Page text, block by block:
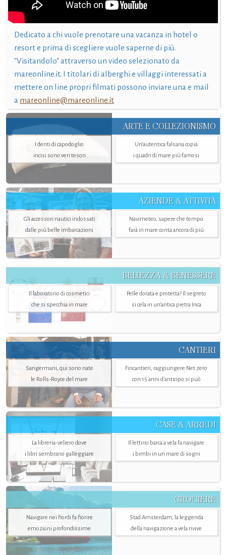
Dedicato a chi vuole prenotare una vacanza in hotel o
resort e prima di scegliere vuole saperne di più.
"Visitandolo" attraverso un video selezionato da
mareonline.it. I titolari di alberghi e villaggi interessati a
mettere on line propri filmati possono inviare una e mail
a mareonline@mareonline.it
ARTE E COLLEZIONISMO
I denti di capodoglio
incisi sono veri tesori
Un’autentica falsaria copia
i quadri di mare più famosi
AZIENDE & ATTIVITÀ
Gli accessori nautici indossati
dalle più belle imbarcazioni
Navimeteo, sapere che tempo
farà in mare conta ancora di più
BELLEZZA & BENESSERE
Il laboratorio di cosmetici
che si specchia in mare
Pelle dorata e protetta? Il segreto
si cela in un’antica pietra Inca
CANTIERI
Sangermani, qui sono nate
le Rolls-Royce del mare
Fincantieri, raggiungere Net zero
con 15 anni d'anticipo si può
CASE & ARREDI
La libreria-veliero dove
i libri sembrano galleggiare
Il lettino barca a vela fa navigare
i bimbi in un mare di sogni
CROCIERE
Navigare nei fiordi fa fiorire
emozioni profondissime
Stad Amsterdam, la leggenda
della navigazione a vela rivive